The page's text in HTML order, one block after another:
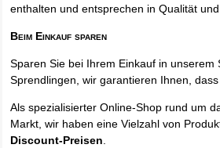
enthalten und entsprechen in Qualität
Beim Einkauf sparen
Sparen Sie bei Ihrem Einkauf in
Sprendlingen, wir garantieren Ihnen,
Als spezialisierter Online-Shop rund um
Markt, wir haben eine Vielzahl von
Discount-Preisen.